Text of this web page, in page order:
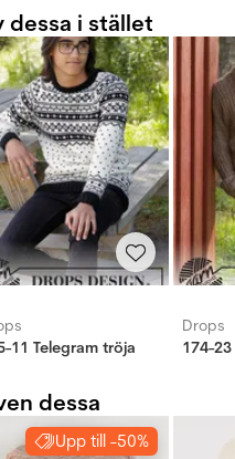
dessa i stället
11 Telegram tröja
Drops
174-
dessa
Upp till -50%